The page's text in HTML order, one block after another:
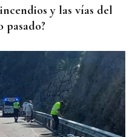
y las vías del
pasado?